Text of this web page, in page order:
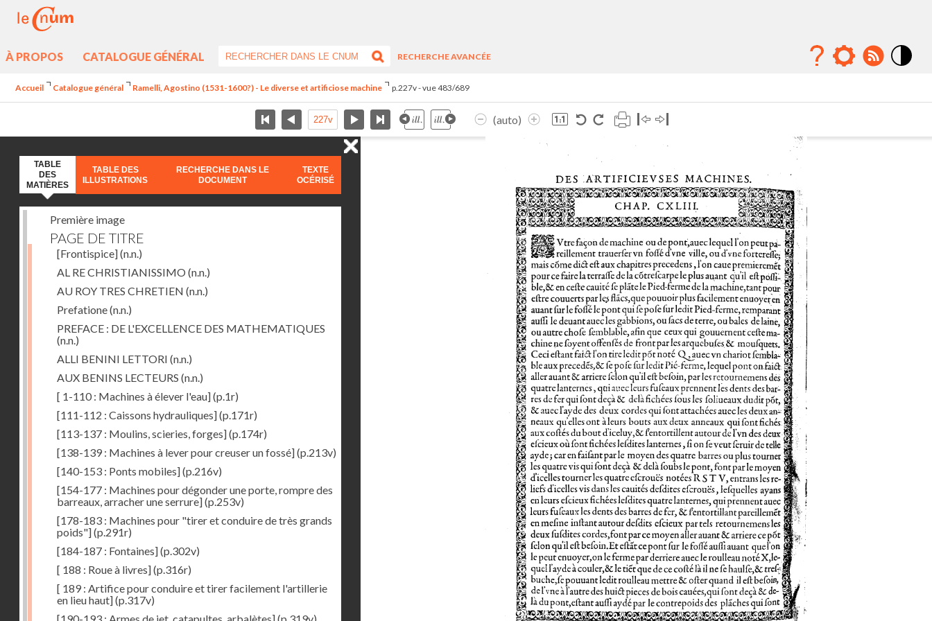
À PROPOS CATALOGUE GÉNÉRAL
RECHERCHE AVANCÉE
Accueil Catalogue général Ramelli, Agostino (1531-1600?) - Le diverse et artificiose machine p.227v - vue 483/689
(auto)
TABLE
DES
MATIÈRES
TABLE DES
ILLUSTRATIONS
RECHERCHE DANS LE
DOCUMENT
TEXTE
OCÉRISÉ
Première image
PAGE DE TITRE
[Frontispice](n.n.)
AL RE CHRISTIANISSIMO (n.n.)
AU ROY TRES CHRETIEN (n.n.)
Prefatione(n.n.)
PREFACE : DE L'EXCELLENCE DES MATHEMATIQUES
(n.n.)
ALLI BENINI LETTORI (n.n.)
AUX BENINS LECTEURS (n.n.)
[ 1-110 : Machines à élever l'eau](p.1r)
[111-112 : Caissons hydrauliques](p.171r)
[113-137 : Moulins, scieries, forges](p.174r)
[138-139 : Machines à lever pour creuser un fossé](p.213v)
[140-153 : Ponts mobiles](p.216v)
[154-177 : Machines pour dégonder une porte, rompre des
barreaux, arracher une serrure](p.253v)
[178-183 : Machines pour "tirer et conduire de très grands
poids"](p.291r)
[184-187 : Fontaines](p.302v)
[ 188 : Roue à livres](p.316r)
[ 189 : Artifice pour conduire et tirer facilement l'artillerie
en lieu haut](p.317v)